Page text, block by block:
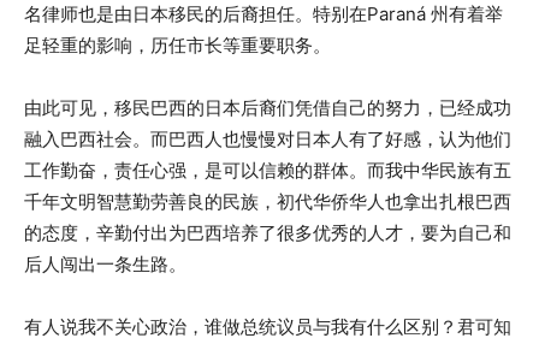
名律师也是由日本移民的后裔担任。特别在Paraná 州有着举
足轻重的影响，历任市长等重要职务。
由此可见，移民巴西的日本后裔们凭借自己的努力，已经成功
融入巴西社会。而巴西人也慢慢对日本人有了好感，认为他们
工作勤奋，责任心强，是可以信赖的群体。而我中华民族有五
千年文明智慧勤劳善良的民族，初代华侨华人也拿出扎根巴西
的态度，辛勤付出为巴西培养了很多优秀的人才，要为自己和
后人闯出一条生路。
有人说我不关心政治，谁做总统议员与我有什么区别？君可知